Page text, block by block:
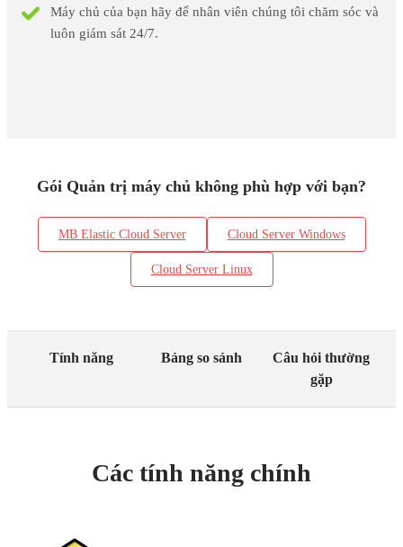
Máy chủ của bạn hãy để nhân viên chúng tôi chăm sóc và
luôn giám sát 24/7.
Gói Quản trị máy chủ không phù hợp với bạn?
MB Elastic Cloud Server Cloud Server Windows
Cloud Server Linux
Tính năng Bảng so sánh
Câu hỏi thường
gặp
Các tính năng chính